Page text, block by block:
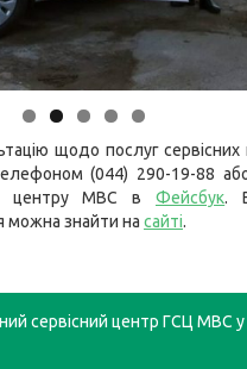
щодо послуг
(044) 290-19-88 або
центру МВС вФейсбук.
можна знайти на сайті.
сервісний центр ГСЦ МВС у